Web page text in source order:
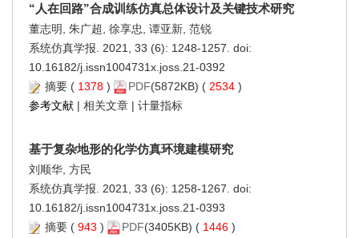
“人在回路”合成训练仿真总体设计及关键技术研究
董志明, 朱广超, 徐享忠, 谭亚新, 范锐
系统仿真学报. 2021, 33 (6): 1248-1257. doi:
10.16182/j.issn1004731x.joss.21-0392
摘要 ( 1378 ) PDF(5872KB) ( 2534 )
参考文献 | 相关文章 | 计量指标
基于复杂地形的化学仿真环境建模研究
刘顺华, 方民
系统仿真学报. 2021, 33 (6): 1258-1267. doi:
10.16182/j.issn1004731x.joss.21-0393
摘要 ( 943 ) PDF(3405KB) ( 1446 )